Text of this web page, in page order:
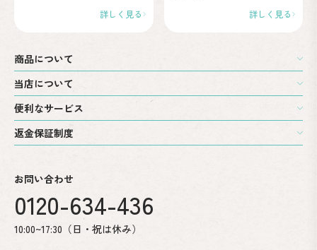
詳しく見る
詳しく見る
商品について
当店について
便利なサービス
返金保証制度
お問い合わせ
0120-634-436
10:00~17:30（日・祝は休み）